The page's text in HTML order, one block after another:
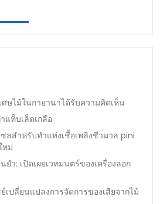
ศษไม้ในกายานาได้รับความคิดเห็น
แท็บเล็ตเกลือ
ซลสำหรับทำแท่งเชื้อเพลิงชีวมวล pini
หม่
ำ: เปิดเผยเวทมนตร์ของเครื่องลอก
เปลี่ยนแปลงการจัดการของเสียจากไม้